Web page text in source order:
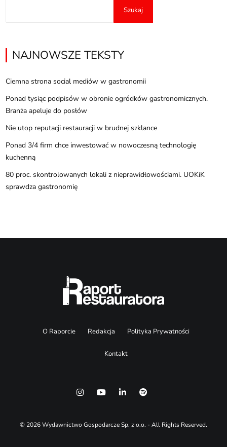
Szukaj
NAJNOWSZE TEKSTY
Ciemna strona social mediów w gastronomii
Ponad tysiąc podpisów w obronie ogródków gastronomicznych.
Branża apeluje do posłów
Nie utop reputacji restauracji w brudnej szklance
Ponad 3/4 firm chce inwestować w nowoczesną technologię
kuchenną
80 proc. skontrolowanych lokali z nieprawidłowościami. UOKiK
sprawdza gastronomię
O Raporcie Redakcja Polityka Prywatności
Kontakt
© 2026 Wydawnictwo Gospodarcze Sp. z o.o. - All Rights Reserved.